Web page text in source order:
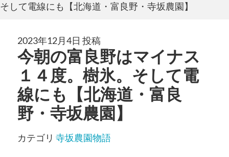
そして電線にも【北海道・富良野・寺坂農園】
2023年12月4日 投稿
今朝の富良野はマイナス
１４度。樹氷。そして電
線にも【北海道・富良
野・寺坂農園】
カテゴリ 寺坂農園物語